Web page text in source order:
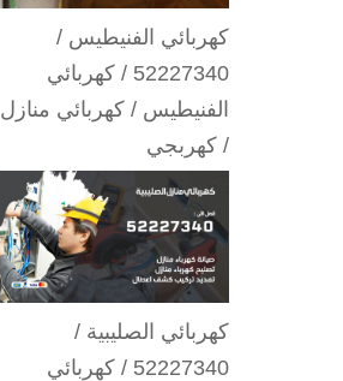
كهربائي الفنيطيس /
52227340 / كهربائي
الفنيطيس / كهربائي منازل
/ كهربجي
كهربائي الصليبية /
52227340 / كهربائي